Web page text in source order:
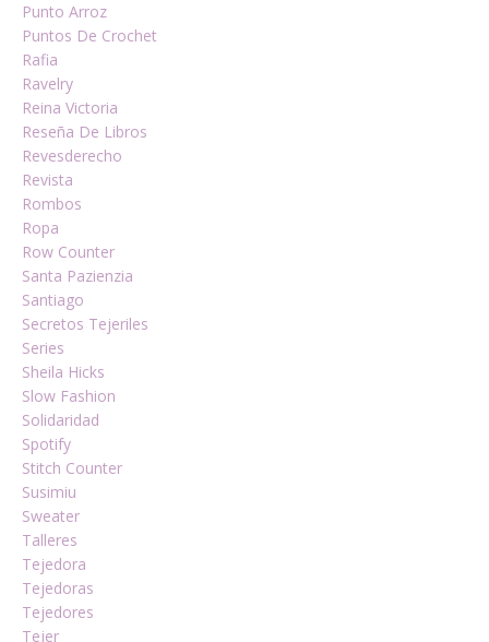
Punto Arroz
Puntos De Crochet
Rafia
Ravelry
Reina Victoria
Reseña De Libros
Revesderecho
Revista
Rombos
Ropa
Row Counter
Santa Pazienzia
Santiago
Secretos Tejeriles
Series
Sheila Hicks
Slow Fashion
Solidaridad
Spotify
Stitch Counter
Susimiu
Sweater
Talleres
Tejedora
Tejedoras
Tejedores
Tejer